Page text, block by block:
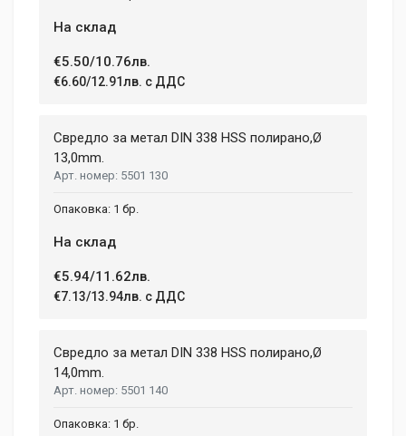
На склад
€5.50/10.76лв.
€6.60/12.91лв. с ДДС
Свредло за метал DIN 338 HSS полирано,Ø
13,0mm.
5501 130
1 бр.
На склад
€5.94/11.62лв.
€7.13/13.94лв. с ДДС
Свредло за метал DIN 338 HSS полирано,Ø
14,0mm.
5501 140
1 бр.